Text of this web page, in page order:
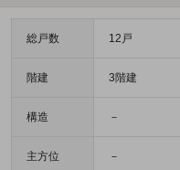
総戸数 12戸
階建 3階建
構造 －
主方位 －